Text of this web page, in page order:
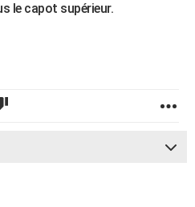
le capot supérieur.